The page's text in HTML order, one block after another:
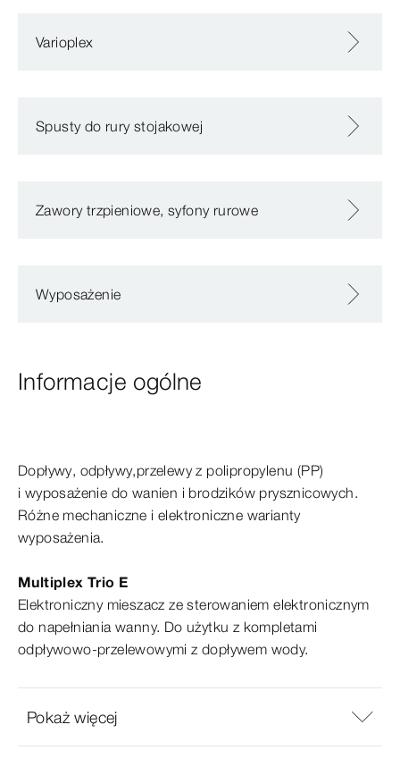
Varioplex
Spusty do rury stojakowej
Zawory trzpieniowe, syfony rurowe
Wyposażenie
Informacje ogólne
Dopływy, odpływy,przelewy z polipropylenu (PP)
i wyposażenie do wanien i brodzików prysznicowych.
Różne mechaniczne i elektroniczne warianty
wyposażenia.
Multiplex Trio E
Elektroniczny mieszacz zesterowaniem elektronicznym
do napełnianiawanny. Do użytku z kompletami
odpływowo-​przelewowymi z dopływem wody.
Pokaż więcej